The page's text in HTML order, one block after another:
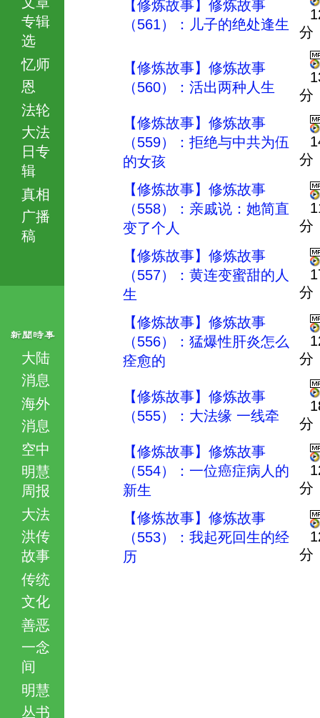
专辑
选
忆师
恩
法轮
大法
日专
辑
真相
广播
稿
大陆
消息
海外
消息
空中
明慧
周报
大法
洪传
故事
传统
文化
善恶
一念
间
明慧
丛书
【修炼故事】修炼故事
（561）：儿子的绝处逢生
分
【修炼故事】修炼故事
（560）：活出两种人生
分
【修炼故事】修炼故事
（559）：拒绝与中共为伍
的女孩
分
【修炼故事】修炼故事
（558）：亲戚说：她简直
变了个人
分
【修炼故事】修炼故事
（557）：黄连变蜜甜的人
生
分
【修炼故事】修炼故事
（556）：猛爆性肝炎怎么
痊愈的
分
【修炼故事】修炼故事
（555）：大法缘 一线牵
分
【修炼故事】修炼故事
（554）：一位癌症病人的
新生
分
【修炼故事】修炼故事
（553）：我起死回生的经
历
分